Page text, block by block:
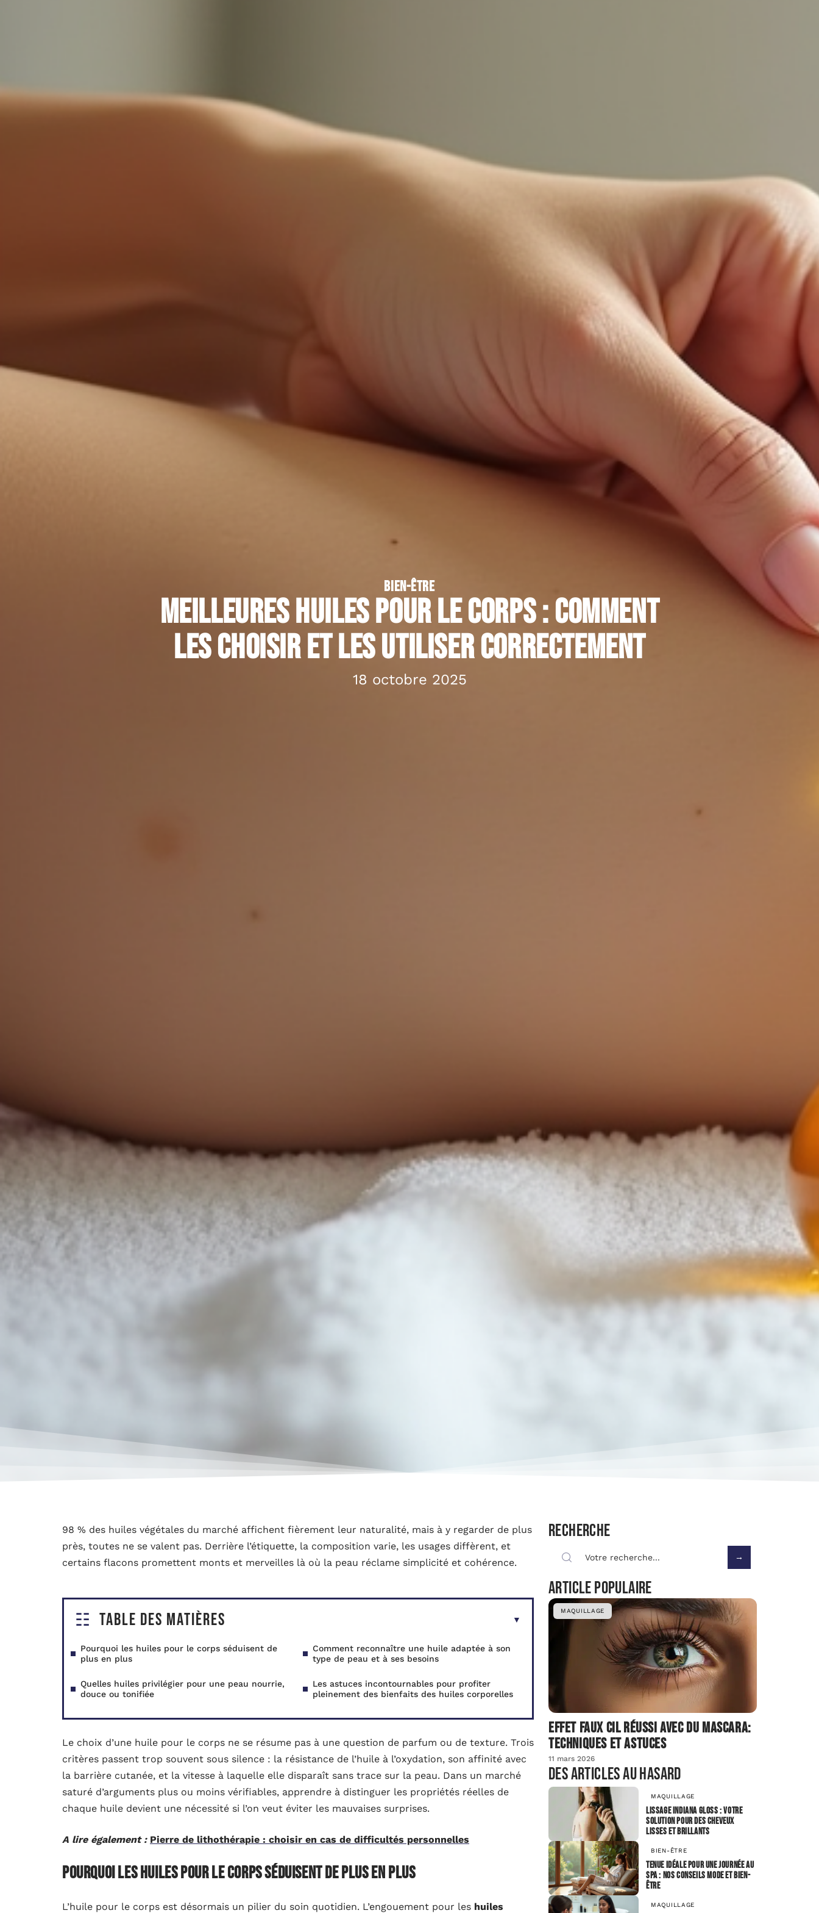
BIEN-ÊTRE
Meilleures huiles pour le corps : comment
les choisir et les utiliser correctement
18 octobre 2025
98 % des huiles végétales du marché affichent fièrement leur naturalité, mais à y regarder de plus
près, toutes ne se valent pas. Derrière l’étiquette, la composition varie, les usages diffèrent, et
certains flacons promettent monts et merveilles là où la peau réclame simplicité et cohérence.
Table des matières
Pourquoi les huiles pour le corps séduisent de
plus en plus
Comment reconnaître une huile adaptée à son
type de peau et à ses besoins
Quelles huiles privilégier pour une peau nourrie,
douce ou tonifiée
Les astuces incontournables pour profiter
pleinement des bienfaits des huiles corporelles
Le choix d’une huile pour le corps ne se résume pas à une question de parfum ou de texture. Trois
critères passent trop souvent sous silence : la résistance de l’huile à l’oxydation, son affinité avec
la barrière cutanée, et la vitesse à laquelle elle disparaît sans trace sur la peau. Dans un marché
saturé d’arguments plus ou moins vérifiables, apprendre à distinguer les propriétés réelles de
chaque huile devient une nécessité si l’on veut éviter les mauvaises surprises.
A lire également : Pierre de lithothérapie : choisir en cas de difficultés personnelles
Pourquoi les huiles pour le corps séduisent de plus en plus
L’huile pour le corps est désormais un pilier du soin quotidien. L’engouement pour les huiles
Recherche
Article populaire
MAQUILLAGE
Effet faux cil réussi avec du mascara:
techniques et astuces
11 mars 2026
Des articles au hasard
MAQUILLAGE
Lissage indiana gloss : votre
solution pour des cheveux
lisses et brillants
BIEN-ÊTRE
Tenue idéale pour une journée au
spa : nos conseils mode et bien-
être
MAQUILLAGE